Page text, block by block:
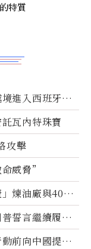
進入西班牙休
瓦內特珠寶
攻擊
威脅”
煉油廠與40家
誓言繼續履行
前向中國提供
特質